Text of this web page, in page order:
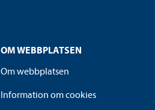
OM WEBBPLATSEN
Om webbplatsen
Information om cookies